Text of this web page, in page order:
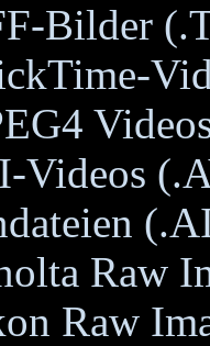
Bilder
Videos
Raw
Raw